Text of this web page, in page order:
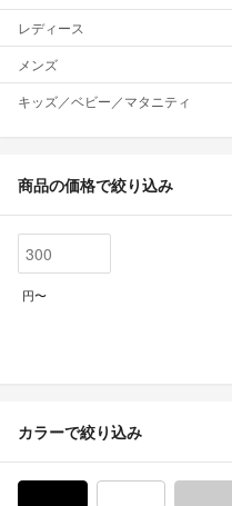
レディース
メンズ
キッズ／ベビー／マタニティ
商品の価格で絞り込み
円〜
カラーで絞り込み